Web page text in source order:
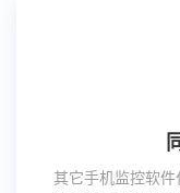
其它手机监控软